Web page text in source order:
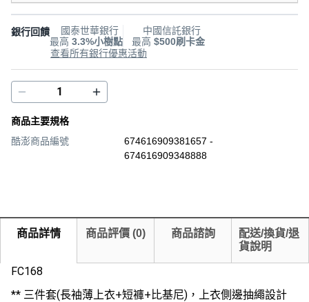
銀行回饋
國泰世華銀行
最高 3.3%小樹點
中國信託銀行
最高 $500刷卡金
查看所有銀行優惠活動
商品主要規格
酷澎商品編號
674616909381657 -
674616909348888
商品詳情 商品評價 (0) 商品諮詢
配送/換貨/退
貨說明
FC168
** 三件套(長袖薄上衣+短褲+比基尼)，上衣側邊抽繩設計